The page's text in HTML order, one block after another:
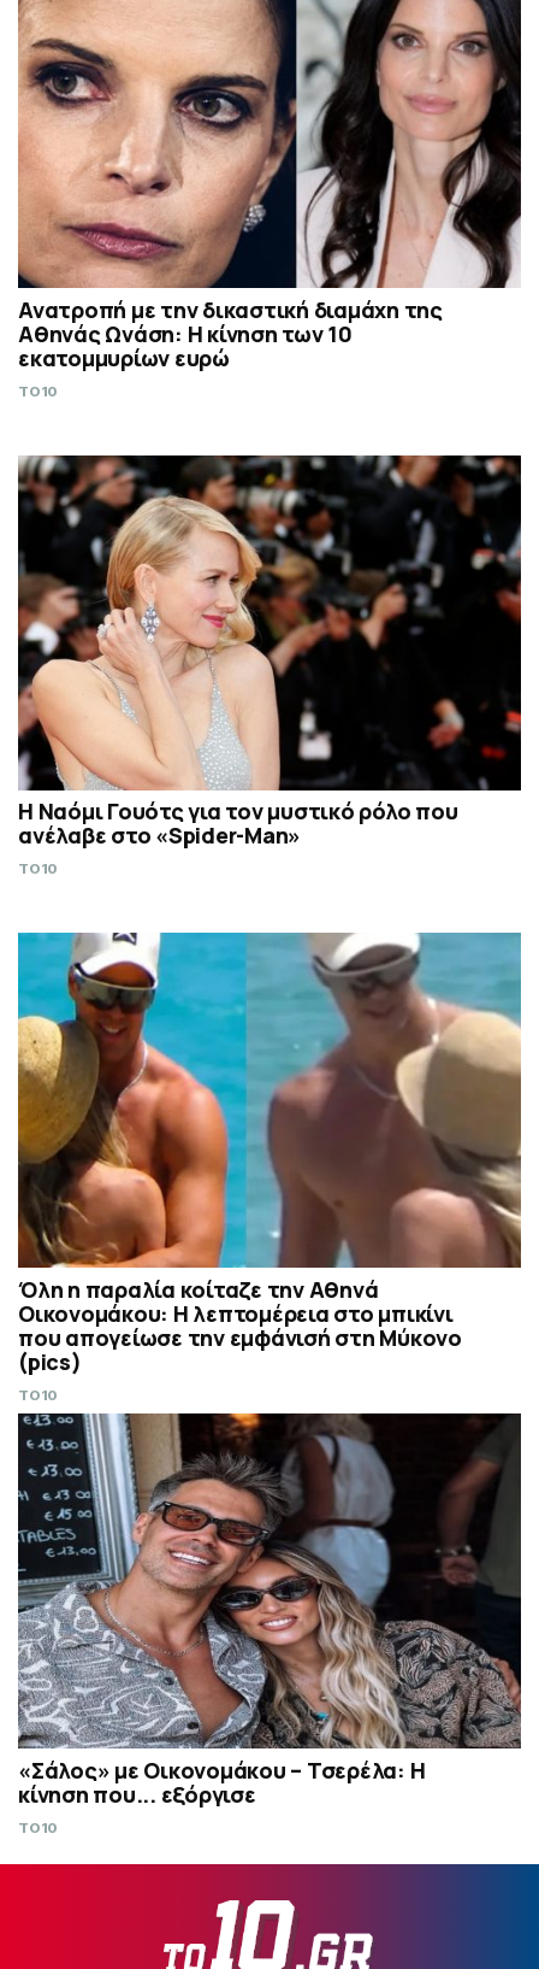
Ανατροπή με την δικαστική διαμάχη της
Αθηνάς Ωνάση: Η κίνηση των 10
εκατομμυρίων ευρώ
TO10
Η Ναόμι Γουότς για τον μυστικό ρόλο που
ανέλαβε στο «Spider-Man»
TO10
Όλη η παραλία κοίταζε την Αθηνά
Οικονομάκου: Η λεπτομέρεια στο μπικίνι
που απογείωσε την εμφάνισή στη Μύκονο
(pics)
TO10
«Σάλος» με Οικονομάκου – Τσερέλα: Η
κίνηση που... εξόργισε
TO10